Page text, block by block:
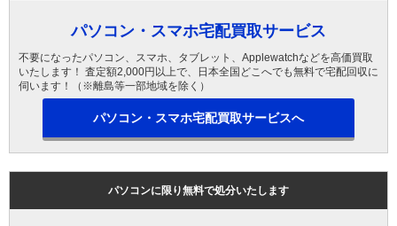
パソコン・スマホ宅配買取サービス
不要になったパソコン、スマホ、タブレット、Applewatchなどを高価買取
いたします！ 査定額2,000円以上で、日本全国どこへでも無料で宅配回収に
伺います！（※離島等一部地域を除く）
パソコン・スマホ宅配買取サービスへ
パソコンに限り無料で処分いたします